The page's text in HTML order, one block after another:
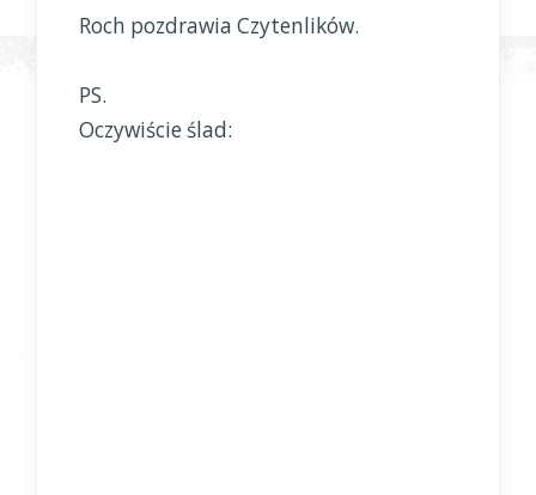
Roch pozdrawia Czytenlików.
PS.
Oczywiście ślad: